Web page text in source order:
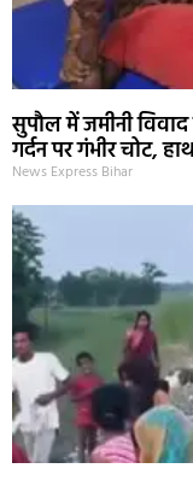
सुपौल में जमीनी
गर्दन पर गंभीर चोट,
News Express Bihar